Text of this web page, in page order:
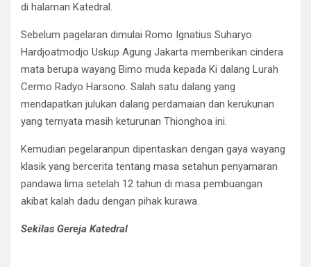
di halaman Katedral.
Sebelum pagelaran dimulai Romo Ignatius Suharyo
Hardjoatmodjo Uskup Agung Jakarta memberikan cindera
mata berupa wayang Bimo muda kepada Ki dalang Lurah
Cermo Radyo Harsono. Salah satu dalang yang
mendapatkan julukan dalang perdamaian dan kerukunan
yang ternyata masih keturunan Thionghoa ini.
Kemudian pegelaranpun dipentaskan dengan gaya wayang
klasik yang bercerita tentang masa setahun penyamaran
pandawa lima setelah 12 tahun di masa pembuangan
akibat kalah dadu dengan pihak kurawa.
Sekilas Gereja Katedral